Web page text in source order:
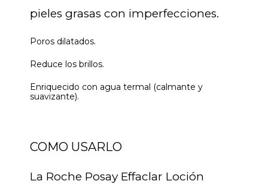
pieles grasas con imperfecciones.
Poros dilatados.
Reduce los brillos.
Enriquecido con agua termal (calmante y
suavizante).
COMO USARLO
La Roche Posay Effaclar Loción